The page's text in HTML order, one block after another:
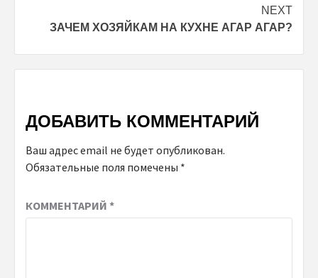
NEXT
ЗАЧЕМ ХОЗЯЙКАМ НА КУХНЕ АГАР АГАР?
ДОБАВИТЬ КОММЕНТАРИЙ
Ваш адрес email не будет опубликован.
Обязательные поля помечены *
КОММЕНТАРИЙ *